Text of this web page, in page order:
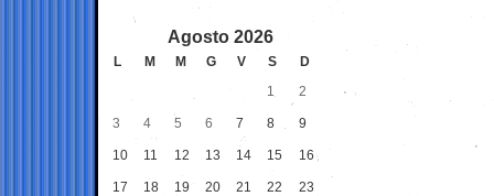
Agosto 2026
L M M G V S
D
1
2
3 4 5 6 7 8 9
10 11 12 13 14 15 16
17 18 19 20 21 22 23